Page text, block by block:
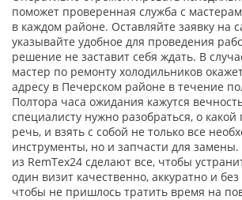
поможет проверенная служба с
в каждом районе. Оставляйте заявку на
указывайте удобное для проведения
решение не заставит себя ждать. В
мастер по ремонту холодильников
адресу в Печерском районе в течение
Полтора часа ожидания кажутся
специалисту нужно разобраться, о какой
речь, и взять с собой не только все
инструменты, но и запчасти для
из RemTex24 сделают все, чтобы
один визит качественно, аккуратно и
чтобы не пришлось тратить время на